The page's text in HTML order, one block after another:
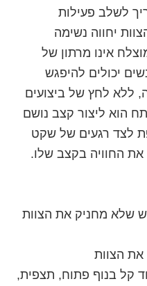
לשלב פעילות
יחווה נשימה
אינו מרתון של
יכולים להיפגש
ללא לחץ של ביצועים
הוא ליצור קצב נושם
לצד רגעים של שקט
החוויה בקצב שלו.
שלא מחניק את הצוות
את הצוות
קל בנוף פתוח, תצפית,